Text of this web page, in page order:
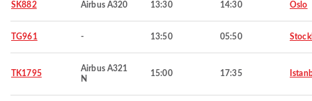
SK882 Airbus A320 13:30 14:30 Oslo
TG961 - 13:50 05:50
TK1795
Airbus A321
N
15:00 17:35